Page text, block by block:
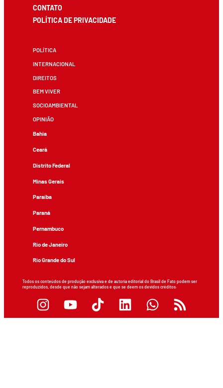
CONTATO
POLÍTICA DE PRIVACIDADE
POLÍTICA
INTERNACIONAL
DIREITOS
BEM VIVER
SOCIOAMBIENTAL
OPINIÃO
Bahia
Ceará
Distrito Federal
Minas Gerais
Paraíba
Paraná
Pernambuco
Rio de Janeiro
Rio Grande do Sul
Todos os conteúdos de produção exclusiva e de autoria editorial do Brasil de Fato podem ser
reproduzidos, desde que não sejam alterados e que se deem os devidos créditos.